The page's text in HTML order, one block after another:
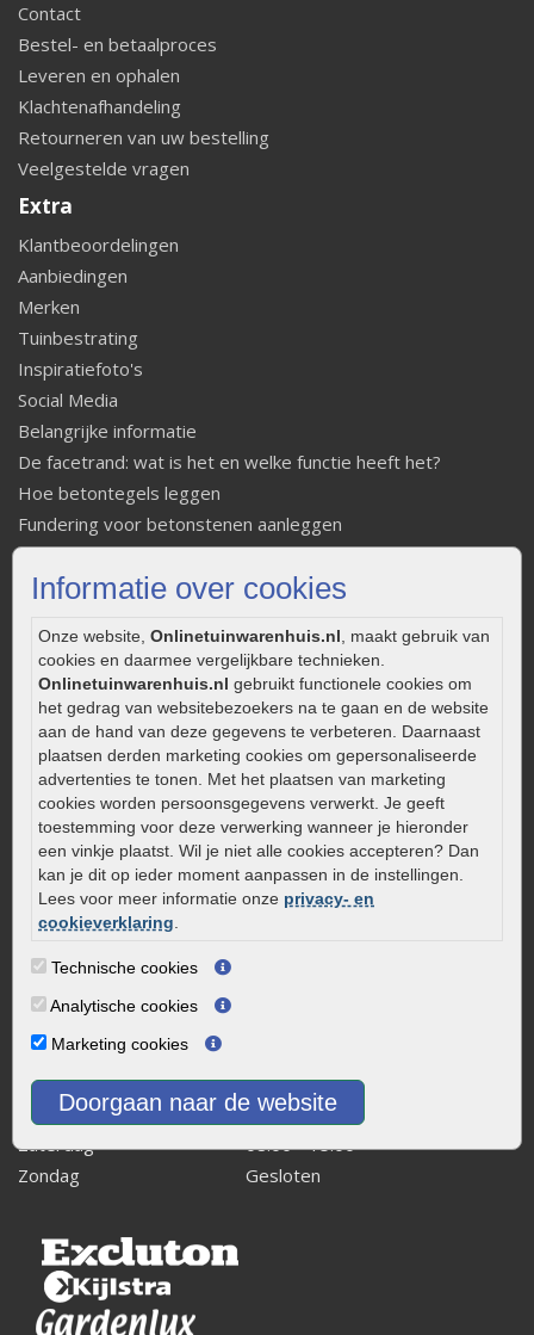
Informatie over cookies
Onze website, Onlinetuinwarenhuis.nl, maakt gebruik van
cookies en daarmee vergelijkbare technieken.
Onlinetuinwarenhuis.nl gebruikt functionele cookies om
het gedrag van websitebezoekers na te gaan en de website
aan de hand van deze gegevens te verbeteren. Daarnaast
plaatsen derden marketing cookies om gepersonaliseerde
advertenties te tonen. Met het plaatsen van marketing
cookies worden persoonsgegevens verwerkt. Je geeft
toestemming voor deze verwerking wanneer je hieronder
een vinkje plaatst. Wil je niet alle cookies accepteren? Dan
kan je dit op ieder moment aanpassen in de instellingen.
Lees voor meer informatie onze privacy- en
cookieverklaring.
Technische cookies
Analytische cookies
Marketing cookies
Doorgaan naar de website
Contact
Bestel- en betaalproces
Leveren en ophalen
Klachtenafhandeling
Retourneren van uw bestelling
Veelgestelde vragen
Extra
Klantbeoordelingen
Aanbiedingen
Merken
Tuinbestrating
Inspiratiefoto's
Social Media
Belangrijke informatie
De facetrand: wat is het en welke functie heeft het?
Hoe betontegels leggen
Fundering voor betonstenen aanleggen
Welke tuinstijl past bij mij
Strakke tuin inrichten
Onderhoud van gebakken bestrating
Aanlegtips voor gebakken bestrating
Zelf een terras aanleggen
Kleine stadstuin inrichten
0320 – 219170
Kaapstanderweg 41
8243 RB Lelystad
info@onlinetuinwarenhuis.nl
Routebeschrijving
Dinsdag
Woensdag
Donderdag
08:00 - 17:00
Vrijdag
08:00 - 17:00
Zaterdag
08:00 - 15.00
Zondag
Gesloten